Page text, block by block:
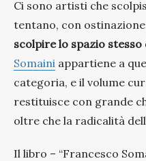
Ci sono artisti che
tentano, con
scolpire lo spazio
Somaini appartiene a
categoria, e il volume
restituisce con grande
oltre che la radicalità
Il libro – “Francesco